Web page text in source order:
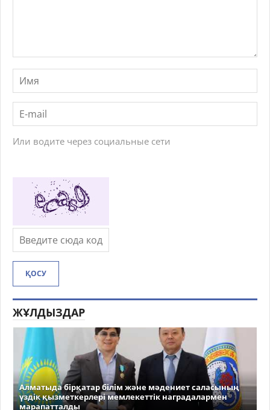
Или водите через социальные сети
ҚОСУ
ЖҰЛДЫЗДАР
Алматыда бірқатар білім және мәдениет саласының
үздік қызметкерлері мемлекеттік наградалармен
марапатталды